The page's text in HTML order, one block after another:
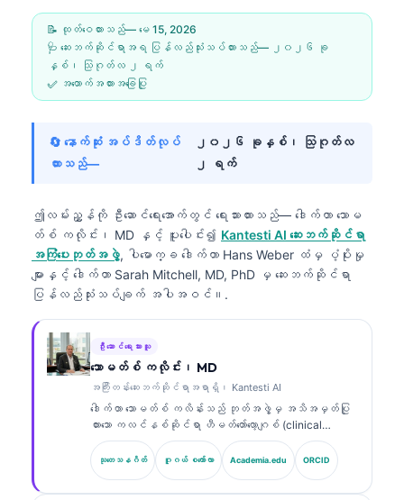
📝 ထုတ်ဝေထားသည်— မေ 15, 2026
🩺 ဆေးဘက်ဆိုင်ရာအရ ပြန်လည်သုံးသပ်ထားသည်—
၂၀၂၆ ခု
နှစ်၊ သြဂုတ်လ ၂ ရက်
✅ အထောက်အထားအခြေပြု
🔄 နောက်ဆုံး အပ်ဒိတ်လုပ်
ထားသည်—
၂၀၂၆ ခုနှစ်၊ သြဂုတ်လ
၂ ရက်
ဤလမ်းညွှန်ကို ဦးဆောင်ရေးအောက်တွင် ရေးသားထားသည်— ဒေါက်တာ သောမ
တ်စ် ကလိုင်း၊ MD နှင့် ပူးပေါင်း၍ Kantesti AI ဆေးဘက်ဆိုင်ရာ
အကြံပေးဘုတ်အဖွဲ့, ပါမောက္ခ ဒေါက်တာ Hans Weber ထံမှ ပံ့ပိုးမှု
များနှင့် ဒေါက်တာ Sarah Mitchell, MD, PhD မှ ဆေးဘက်ဆိုင်ရာ
ပြန်လည်သုံးသပ်ချက် အပါအဝင်။.
ဦးဆောင်ရေးသားသူ
သောမတ်စ် ကလိုင်း၊ MD
အကြီးတန်းဆေးဘက်ဆိုင်ရာအရာရှိ၊ Kantesti AI
ဒေါက်တာ သောမတ်စ် ကလိန်းသည် ဘုတ်အဖွဲ့မှ အသိအမှတ်ပြု
ထားသော ကလင်နစ်ဆိုင်ရာ ဟီမတ်တော်လော့ဂျစ် (clinical
hematologist) နှင့် အတွင်းလူနာဆိုင်ရာ ဆရာဝန်
(internist) ဖြစ်ပြီး ဓာတ်ခွဲခန်းဆိုင်ရာ ဆေးပညာနှင့် AI
အကူအညီဖြင့် ကလင်နစ်ဆိုင်ရာ ခွဲခြမ်းစိတ်ဖြာမှုတွင်
သုတေသနဂိတ် ဂူဂယ် စကော်လာ Academia.edu ORCID